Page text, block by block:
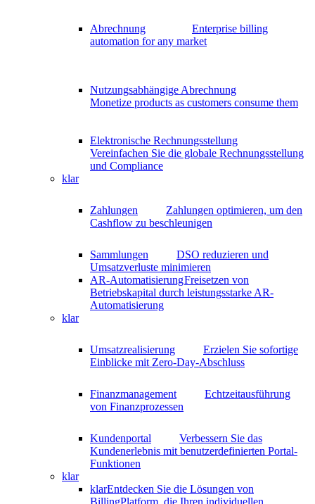
Abrechnung
Enterprise billing
automation for any market
Nutzungsabhängige Abrechnung
Monetize products as customers consume them
Elektronische Rechnungsstellung
Vereinfachen Sie die globale Rechnungsstellung
und Compliance
klar
Zahlungen
Zahlungen optimieren, um den
Cashflow zu beschleunigen
Sammlungen
DSO reduzieren und
Umsatzverluste minimieren
AR-AutomatisierungFreisetzen von
Betriebskapital durch leistungsstarke AR-
Automatisierung
klar
Umsatzrealisierung
Erzielen Sie sofortige
Einblicke mit Zero-Day-Abschluss
Finanzmanagement
Echtzeitausführung
von Finanzprozessen
Kundenportal
Verbessern Sie das
Kundenerlebnis mit benutzerdefinierten Portal-
Funktionen
klar
klarEntdecken Sie die Lösungen von